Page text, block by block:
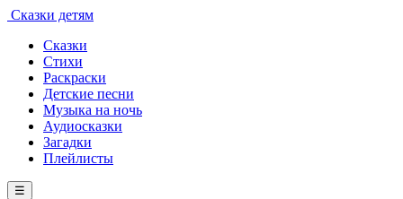
Сказки детям
Сказки
Стихи
Раскраски
Детские песни
Музыка на ночь
Аудиосказки
Загадки
Плейлисты
☰